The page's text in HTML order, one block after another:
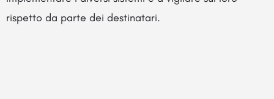
rispetto da parte dei destinatari.